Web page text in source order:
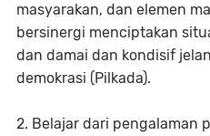
masyarakan, dan elemen
bersinergi menciptakan
dan damai dan kondisif
demokrasi (Pilkada).
2. Belajar dari pengalaman